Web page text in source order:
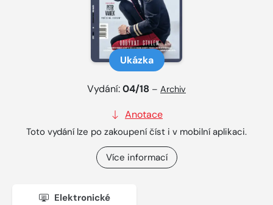
Ukázka
Vydání:04/18 – Archiv
Anotace
Toto vydání lze po zakoupení číst i v mobilní aplikaci.
Více informací
Elektronické